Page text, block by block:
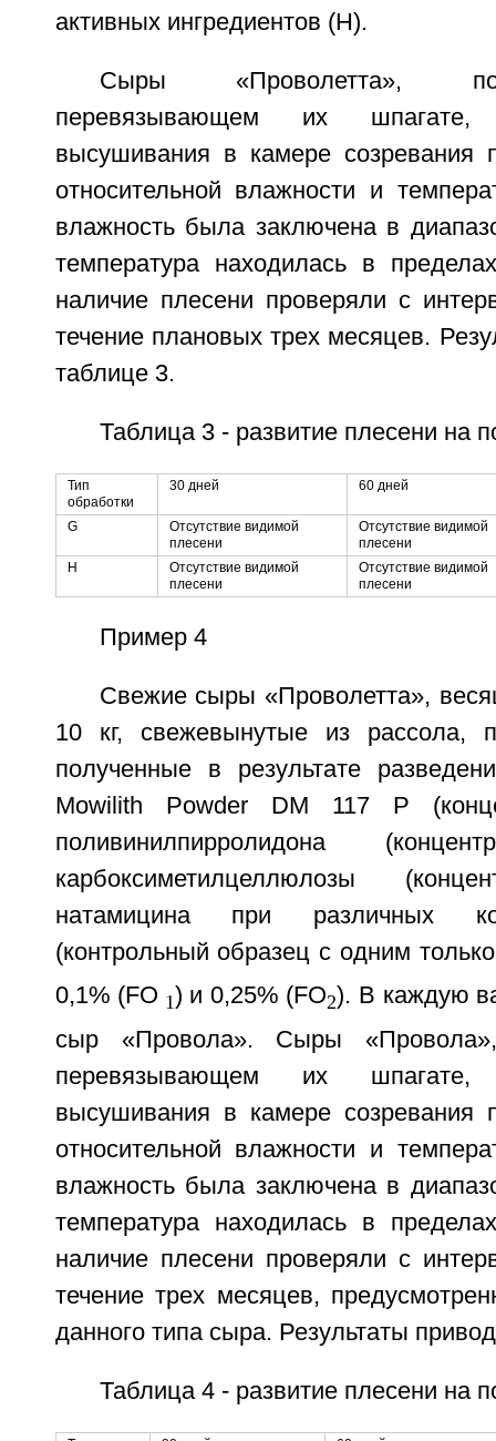
активных ингредиентов (Н).
Сыры «Проволетта»,
перевязывающем их
высушивания в камере созревания
относительной влажности и
влажность была заключена в
температура находилась в
наличие плесени проверяли с
течение плановых трех месяцев.
таблице 3.
Таблица 3 - развитие плесени на
Тип
обработки
30 дней 60 дней
G
Отсутствие видимой
плесени
Отсутствие видимой
плесени
Н
Отсутствие видимой
плесени
Отсутствие видимой
плесени
Пример 4
Свежие сыры «Проволетта»,
10 кг, свежевынутые из рассола,
полученные в результате
Mowilith Powder DM 117 P
поливинилпирролидона
карбоксиметилцеллюлозы
натамицина при различных
(контрольный образец с одним
0,1% (FO 1) и 0,25% (FO2). В каждую
сыр «Провола». Сыры
перевязывающем их
высушивания в камере созревания
относительной влажности и
влажность была заключена в
температура находилась в
наличие плесени проверяли с
течение трех месяцев,
данного типа сыра. Результаты
Таблица 4 - развитие плесени на